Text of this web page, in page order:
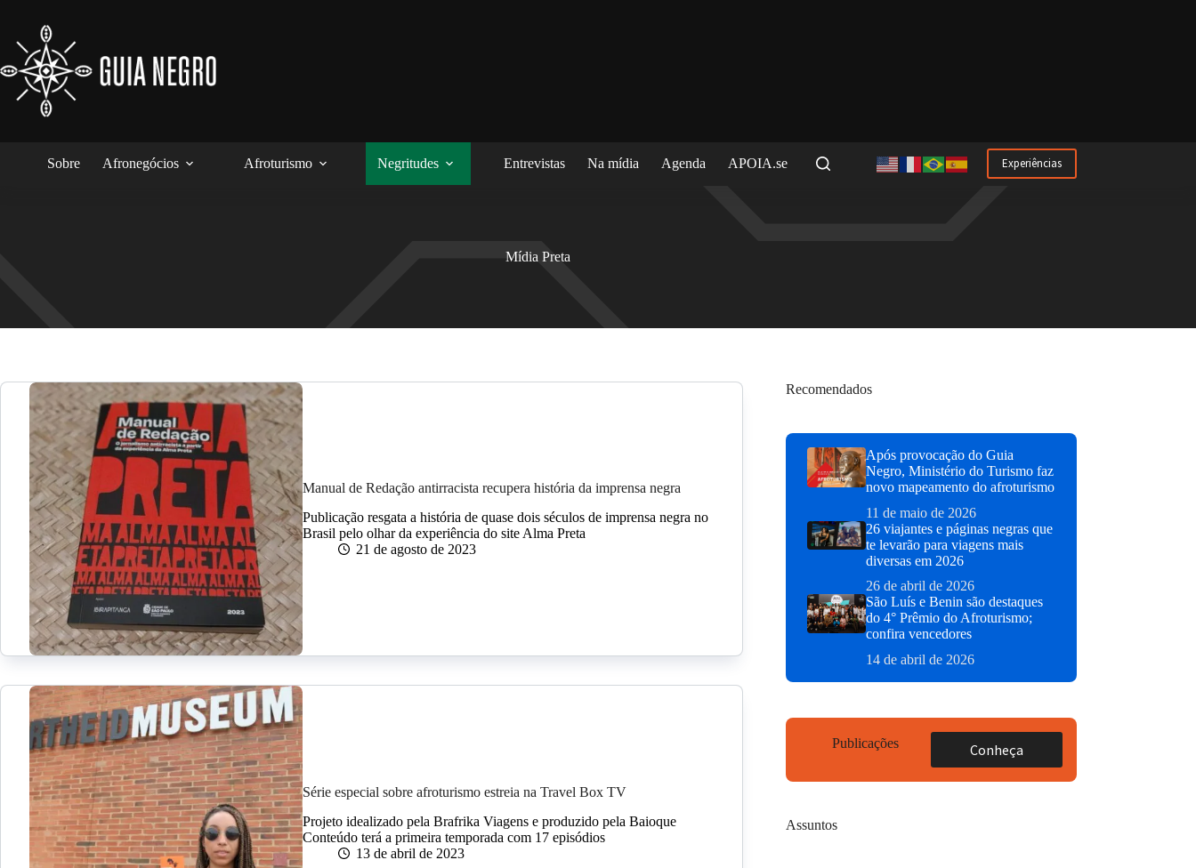
conteúdo
Sobre Afronegócios Afroturismo Negritudes Entrevistas Na mídia Agenda APOIA.se Experiências
Mídia Preta
Manual de Redação antirracista recupera história da imprensa negra
Publicação resgata a história de quase dois séculos de imprensa negra no
Brasil pelo olhar da experiência do site Alma Preta
21 de agosto de 2023
Série especial sobre afroturismo estreia na Travel Box TV
Projeto idealizado pela Brafrika Viagens e produzido pela Baioque
Conteúdo terá a primeira temporada com 17 episódios
13 de abril de 2023
Recomendados
Após provocação do Guia
Negro, Ministério do Turismo faz
novo mapeamento do afroturismo
11 de maio de 2026
26 viajantes e páginas negras que
te levarão para viagens mais
diversas em 2026
26 de abril de 2026
São Luís e Benin são destaques
do 4° Prêmio do Afroturismo;
confira vencedores
14 de abril de 2026
Publicações Conheça
Assuntos